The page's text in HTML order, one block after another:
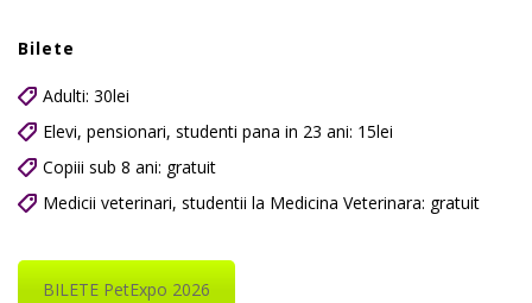
Bilete
Adulti: 30lei
Elevi, pensionari, studenti pana in 23 ani: 15lei
Copiii sub 8 ani: gratuit
Medicii veterinari, studentii la Medicina Veterinara: gratuit
BILETE PetExpo 2026